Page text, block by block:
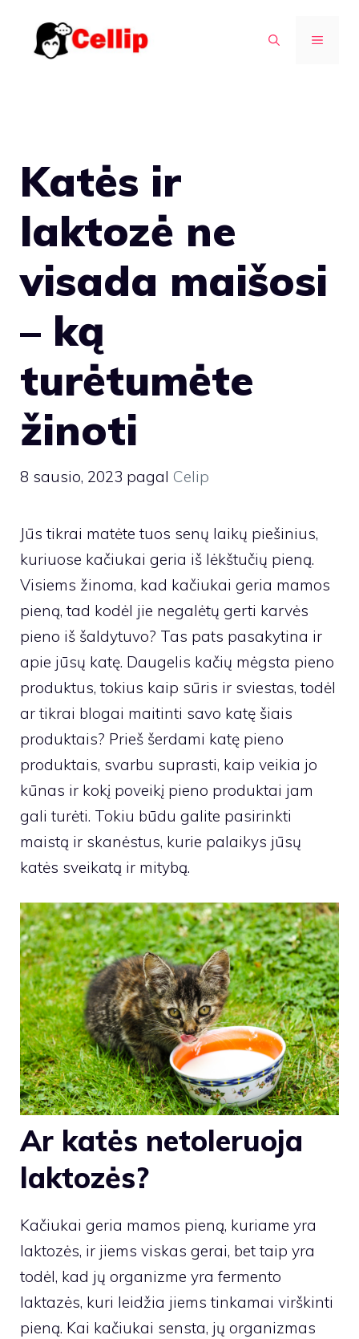
turinio
MENIU
Katės ir
laktozė ne
visada maišosi
– ką
turėtumėte
žinoti
8 sausio, 2023 pagal Celip
Jūs tikrai matėte tuos senų laikų piešinius,
kuriuose kačiukai geria iš lėkštučių pieną.
Visiems žinoma, kad kačiukai geria mamos
pieną, tad kodėl jie negalėtų gerti karvės
pieno iš šaldytuvo? Tas pats pasakytina ir
apie jūsų katę. Daugelis kačių mėgsta pieno
produktus, tokius kaip sūris ir sviestas, todėl
ar tikrai blogai maitinti savo katę šiais
produktais? Prieš šerdami katę pieno
produktais, svarbu suprasti, kaip veikia jo
kūnas ir kokį poveikį pieno produktai jam
gali turėti. Tokiu būdu galite pasirinkti
maistą ir skanėstus, kurie palaikys jūsų
katės sveikatą ir mitybą.
Ar katės netoleruoja
laktozės?
Kačiukai geria mamos pieną, kuriame yra
laktozės, ir jiems viskas gerai, bet taip yra
todėl, kad jų organizme yra fermento
laktazės, kuri leidžia jiems tinkamai virškinti
pieną. Kai kačiukai sensta, jų organizmas